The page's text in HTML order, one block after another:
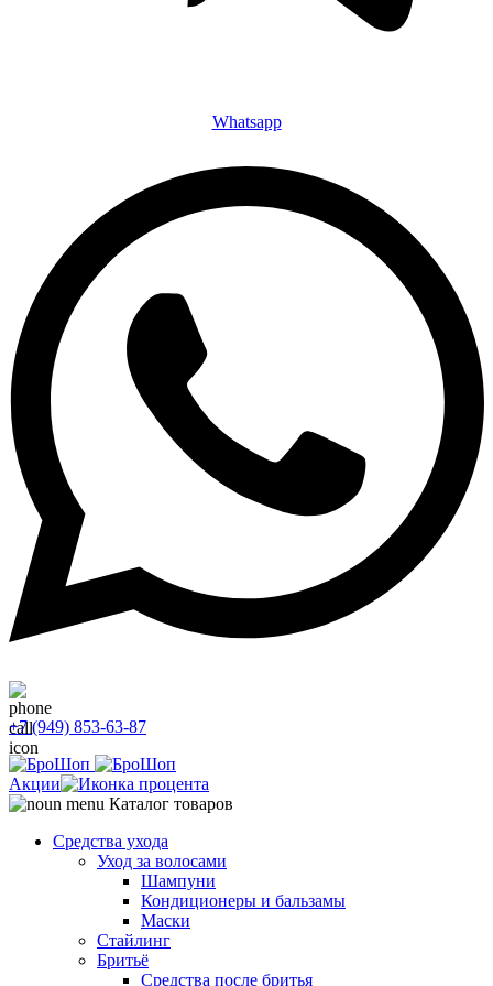
Whatsapp
+7 (949) 853-63-87
Акции
Каталог товаров
Средства ухода
Уход за волосами
Шампуни
Кондиционеры и бальзамы
Маски
Стайлинг
Бритьё
Средства после бритья